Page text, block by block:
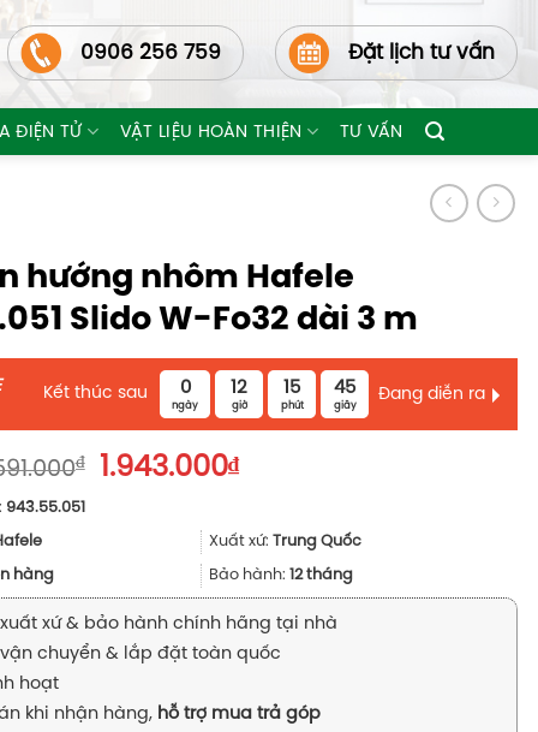
0906 256 759 Đặt lịch tư vấn
ĐIỆN TỬ VẬT LIỆU HOÀN THIỆN TƯ VẤN
hướng nhôm Hafele
Slido W-Fo32 dài 3 m
Kết thúc sau 0
ngày
12
giờ
15
phút
43
giây
Đang diễn ra
₫
Giá
2.591.000₫.
1.943.000₫Giá
là:
1.943.000₫.
943.55.051
Xuất xứ: Trung Quốc
hàng Bảo hành: 12 tháng
xứ & bảo hành chính hãng tại nhà
chuyển & lắp đặt toàn quốc
hoạt
khi nhận hàng, hỗ trợ mua trả góp